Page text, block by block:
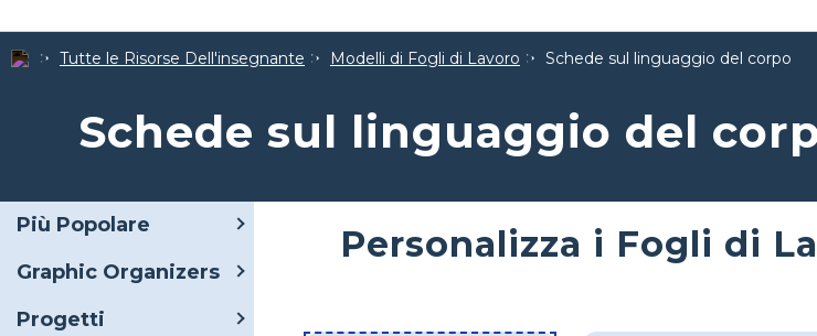
Tutte le Risorse Dell'insegnante Modelli di Fogli di Lavoro Schede sul linguaggio del corpo
Schede sul linguaggio del
Più Popolare
Graphic Organizers
Progetti
Personalizza i Fogli di